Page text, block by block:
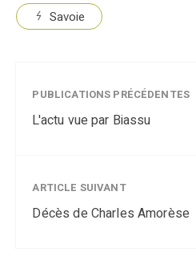
Savoie
PUBLICATIONS PRÉCÉDENTES
L'actu vue par Biassu
ARTICLE SUIVANT
Décès de Charles Amorèse